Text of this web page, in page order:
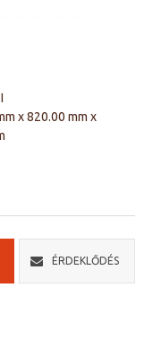
x 820.00 mm x
ÉRDEKLŐDÉS